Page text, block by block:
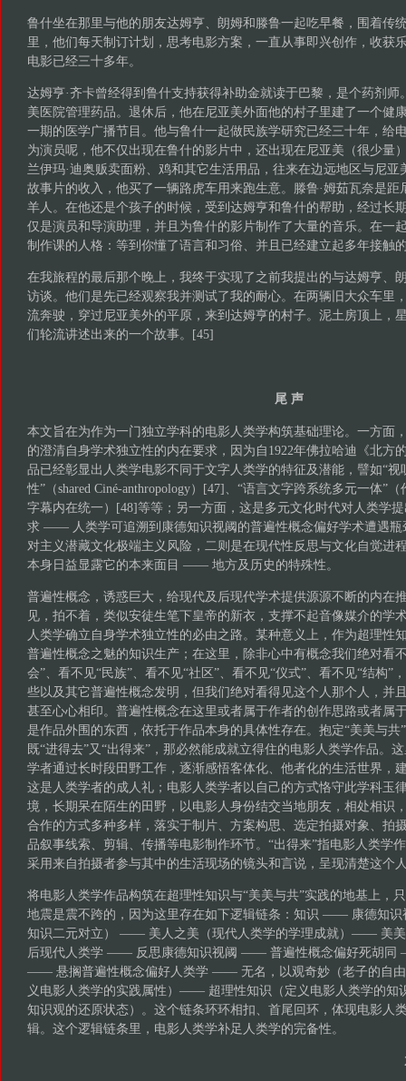
鲁什坐在那里与他的朋友达姆亨、朗姆和滕鲁一起吃早餐，围着传
里，他们每天制订计划，思考电影方案，一直从事即兴创作，收获
电影已经三十多年。
达姆亨·齐卡曾经得到鲁什支持获得补助金就读于巴黎，是个药剂师
美医院管理药品。退休后，他在尼亚美外面他的村子里建了一个健
一期的医学广播节目。他与鲁什一起做民族学研究已经三十年，给
为演员呢，他不仅出现在鲁什的影片中，还出现在尼亚美（很少量
兰伊玛·迪奥贩卖面粉、鸡和其它生活用品，往来在边远地区与尼亚
故事片的收入，他买了一辆路虎车用来跑生意。滕鲁·姆茹瓦奈是距
羊人。在他还是个孩子的时候，受到达姆亨和鲁什的帮助，经过长
仅是演员和导演助理，并且为鲁什的影片制作了大量的音乐。在一
制作课的人格：等到你懂了语言和习俗、并且已经建立起多年接触
在我旅程的最后那个晚上，我终于实现了之前我提出的与达姆亨、
访谈。他们是先已经观察我并测试了我的耐心。在两辆旧大众车里
流奔驶，穿过尼亚美外的平原，来到达姆亨的村子。泥土房顶上，
们轮流讲述出来的一个故事。[45]
尾 声
本文旨在为作为一门独立学科的电影人类学构筑基础理论。一方面
的澄清自身学术独立性的内在要求，因为自1922年佛拉哈迪《北方
品已经彰显出人类学电影不同于文字人类学的特征及潜能，譬如“视
性”（shared Ciné-anthropology）[47]、“语言文字跨系统多元一体”
字幕内在统一）[48]等等；另一方面，这是多元文化时代对人类学
求 —— 人类学可追溯到康德知识视阈的普遍性概念偏好学术遭遇
对主义潜藏文化极端主义风险，二则是在现代性反思与文化自觉进
本身日益显露它的本来面目 —— 地方及历史的特殊性。
普遍性概念，诱惑巨大，给现代及后现代学术提供源源不断的内在
见，拍不着，类似安徒生笔下皇帝的新衣，支撑不起音像媒介的学
人类学确立自身学术独立性的必由之路。某种意义上，作为超理性
普遍性概念之魅的知识生产；在这里，除非心中有概念我们绝对看
会”、看不见“民族”、看不见“社区”、看不见“仪式”、看不见“结构”
些以及其它普遍性概念发明，但我们绝对看得见这个人那个人，并
甚至心心相印。普遍性概念在这里或者属于作者的创作思路或者属
是作品外围的东西，依托于作品本身的具体性存在。抱定“美美与共
既“进得去”又“出得来”，那必然能成就立得住的电影人类学作品。
学者通过长时段田野工作，逐渐感悟客体化、他者化的生活世界，
这是人类学者的成人礼；电影人类学者以自己的方式恪守此学科
境，长期呆在陌生的田野，以电影人身份结交当地朋友，相处相识
合作的方式多种多样，落实于制片、方案构思、选定拍摄对象、拍
品叙事线索、剪辑、传播等电影制作环节。“出得来”指电影人类学
采用来自拍摄者参与其中的生活现场的镜头和言说，呈现清楚这个
将电影人类学作品构筑在超理性知识与“美美与共”实践的地基上，
地震是震不跨的，因为这里存在如下逻辑链条：知识 —— 康德知识
知识二元对立） —— 美人之美（现代人类学的学理成就）—— 美
后现代人类学 —— 反思康德知识视阈 —— 普遍性概念偏好死胡同
—— 悬搁普遍性概念偏好人类学 —— 无名，以观奇妙（老子的自
义电影人类学的实践属性）—— 超理性知识（定义电影人类学的
知识观的还原状态）。这个链条环环相扣、首尾回环，体现电影人
辑。这个逻辑链条里，电影人类学补足人类学的完备性。